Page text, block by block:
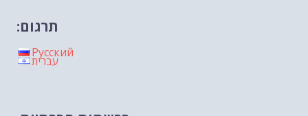
תרגום:
Русский
עברית